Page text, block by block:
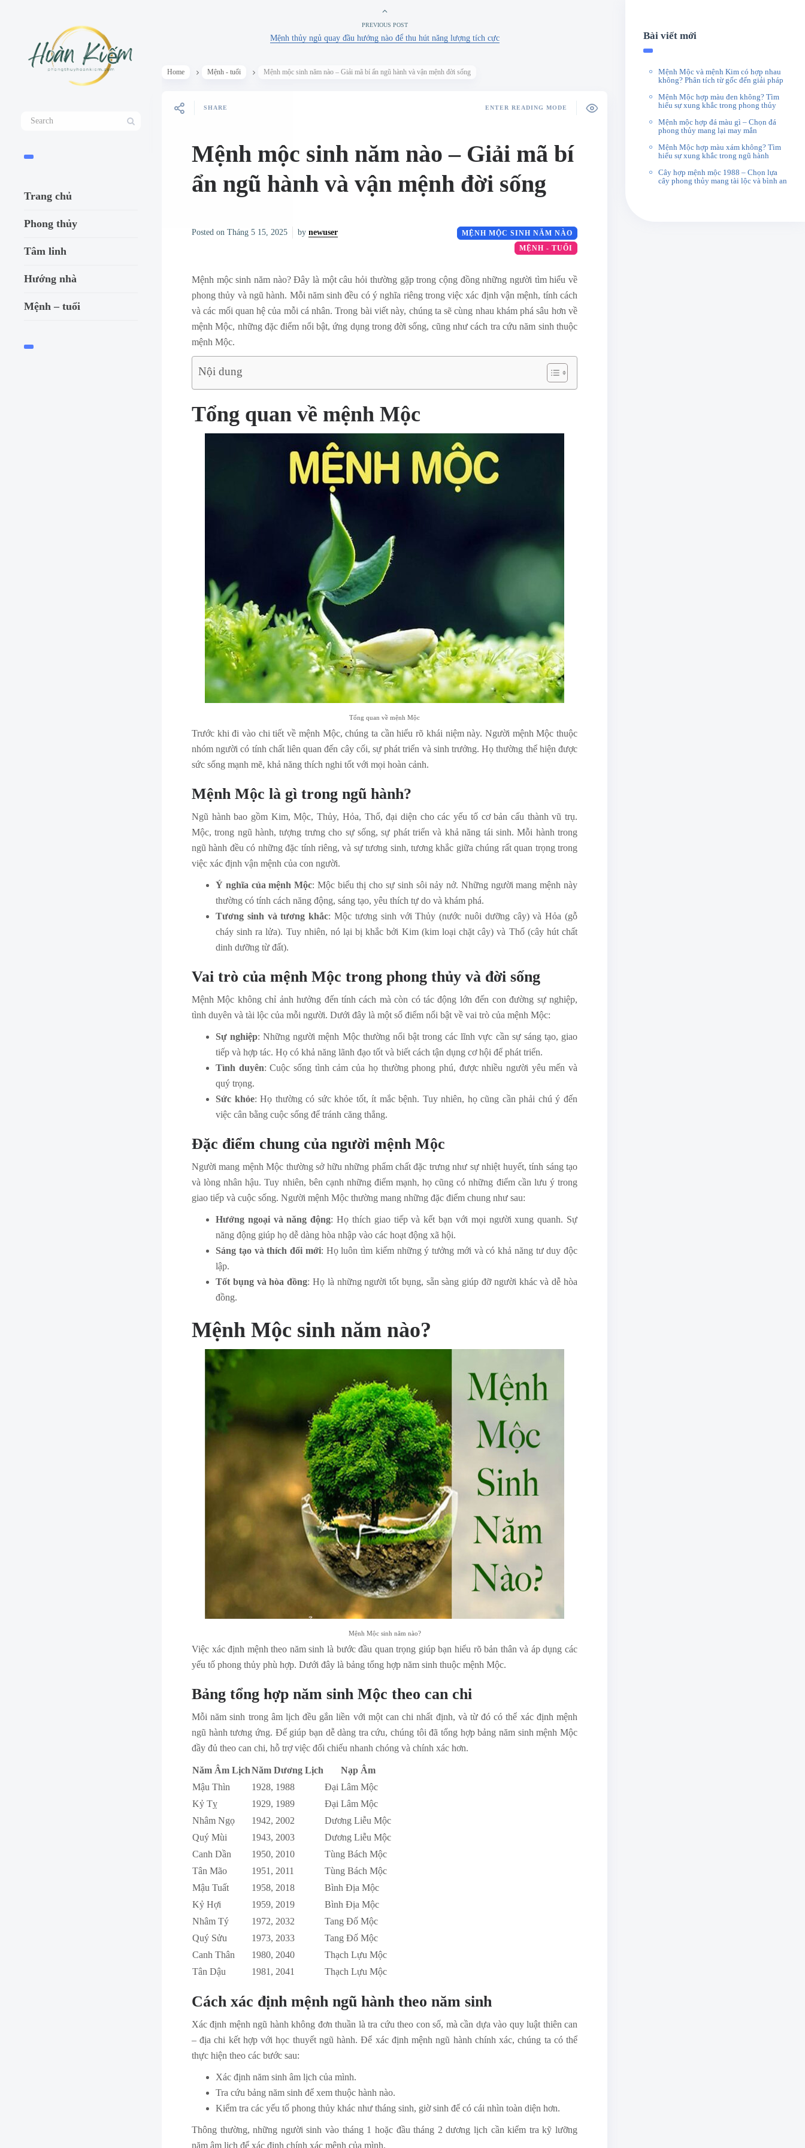
Trang chủ
Phong thủy
Tâm linh
Hướng nhà
Mệnh – tuổi
PREVIOUS POST
Mệnh thủy ngủ quay đầu hướng nào​ để thu hút năng lượng tích cực
Home Mệnh - tuổi Mệnh mộc sinh năm nào – Giải mã bí ẩn ngũ hành và vận mệnh đời sống
SHARE ENTER READING MODE
Mệnh mộc sinh năm nào – Giải mã bí
ẩn ngũ hành và vận mệnh đời sống
Posted on Tháng 5 15, 2025 by newuser
MỆNH MỘC SINH NĂM NÀO
MỆNH - TUỔI
Mệnh mộc sinh năm nào? Đây là một câu hỏi thường gặp trong cộng đồng những người tìm hiểu về
phong thủy và ngũ hành. Mỗi năm sinh đều có ý nghĩa riêng trong việc xác định vận mệnh, tính cách
và các mối quan hệ của mỗi cá nhân. Trong bài viết này, chúng ta sẽ cùng nhau khám phá sâu hơn về
mệnh Mộc, những đặc điểm nổi bật, ứng dụng trong đời sống, cũng như cách tra cứu năm sinh thuộc
mệnh Mộc.
Nội dung
Tổng quan về mệnh Mộc
Tổng quan về mệnh Mộc
Trước khi đi vào chi tiết về mệnh Mộc, chúng ta cần hiểu rõ khái niệm này. Người mệnh Mộc thuộc
nhóm người có tính chất liên quan đến cây cối, sự phát triển và sinh trưởng. Họ thường thể hiện được
sức sống mạnh mẽ, khả năng thích nghi tốt với mọi hoàn cảnh.
Mệnh Mộc là gì trong ngũ hành?
Ngũ hành bao gồm Kim, Mộc, Thủy, Hỏa, Thổ, đại diện cho các yếu tố cơ bản cấu thành vũ trụ.
Mộc, trong ngũ hành, tượng trưng cho sự sống, sự phát triển và khả năng tái sinh. Mỗi hành trong
ngũ hành đều có những đặc tính riêng, và sự tương sinh, tương khắc giữa chúng rất quan trọng trong
việc xác định vận mệnh của con người.
Ý nghĩa của mệnh Mộc: Mộc biểu thị cho sự sinh sôi nảy nở. Những người mang mệnh này
thường có tính cách năng động, sáng tạo, yêu thích tự do và khám phá.
Tương sinh và tương khắc: Mộc tương sinh với Thủy (nước nuôi dưỡng cây) và Hỏa (gỗ
cháy sinh ra lửa). Tuy nhiên, nó lại bị khắc bởi Kim (kim loại chặt cây) và Thổ (cây hút chất
dinh dưỡng từ đất).
Vai trò của mệnh Mộc trong phong thủy và đời sống
Mệnh Mộc không chỉ ảnh hưởng đến tính cách mà còn có tác động lớn đến con đường sự nghiệp,
tình duyên và tài lộc của mỗi người. Dưới đây là một số điểm nổi bật về vai trò của mệnh Mộc:
Sự nghiệp: Những người mệnh Mộc thường nổi bật trong các lĩnh vực cần sự sáng tạo, giao
tiếp và hợp tác. Họ có khả năng lãnh đạo tốt và biết cách tận dụng cơ hội để phát triển.
Tình duyên: Cuộc sống tình cảm của họ thường phong phú, được nhiều người yêu mến và
quý trọng.
Sức khỏe: Họ thường có sức khỏe tốt, ít mắc bệnh. Tuy nhiên, họ cũng cần phải chú ý đến
việc cân bằng cuộc sống để tránh căng thẳng.
Đặc điểm chung của người mệnh Mộc
Người mang mệnh Mộc thường sở hữu những phẩm chất đặc trưng như sự nhiệt huyết, tính sáng tạo
và lòng nhân hậu. Tuy nhiên, bên cạnh những điểm mạnh, họ cũng có những điểm cần lưu ý trong
giao tiếp và cuộc sống. Người mệnh Mộc thường mang những đặc điểm chung như sau:
Hướng ngoại và năng động: Họ thích giao tiếp và kết bạn với mọi người xung quanh. Sự
năng động giúp họ dễ dàng hòa nhập vào các hoạt động xã hội.
Sáng tạo và thích đổi mới: Họ luôn tìm kiếm những ý tưởng mới và có khả năng tư duy độc
lập.
Tốt bụng và hòa đồng: Họ là những người tốt bụng, sẵn sàng giúp đỡ người khác và dễ hòa
đồng.
Mệnh Mộc sinh năm nào?
Mệnh Mộc sinh năm nào?
Việc xác định mệnh theo năm sinh là bước đầu quan trọng giúp bạn hiểu rõ bản thân và áp dụng các
yếu tố phong thủy phù hợp. Dưới đây là bảng tổng hợp năm sinh thuộc mệnh Mộc.
Bảng tổng hợp năm sinh Mộc theo can chi
Mỗi năm sinh trong âm lịch đều gắn liền với một can chi nhất định, và từ đó có thể xác định mệnh
ngũ hành tương ứng. Để giúp bạn dễ dàng tra cứu, chúng tôi đã tổng hợp bảng năm sinh mệnh Mộc
đầy đủ theo can chi, hỗ trợ việc đối chiếu nhanh chóng và chính xác hơn.
Năm Âm LịchNăm Dương Lịch
Nạp Âm
Mậu Thìn
1928, 1988
Đại Lâm Mộc
Kỷ Tỵ
1929, 1989
Đại Lâm Mộc
Nhâm Ngọ
1942, 2002
Dương Liễu Mộc
Quý Mùi
1943, 2003
Dương Liễu Mộc
Canh Dần
1950, 2010
Tùng Bách Mộc
Tân Mão
1951, 2011
Tùng Bách Mộc
Mậu Tuất
1958, 2018
Bình Địa Mộc
Kỷ Hợi
1959, 2019
Bình Địa Mộc
Nhâm Tý
1972, 2032
Tang Đố Mộc
Quý Sửu
1973, 2033
Tang Đố Mộc
Canh Thân
1980, 2040
Thạch Lựu Mộc
Tân Dậu
1981, 2041 Thạch Lựu Mộc
Cách xác định mệnh ngũ hành theo năm sinh
Xác định mệnh ngũ hành không đơn thuần là tra cứu theo con số, mà cần dựa vào quy luật thiên can
– địa chi kết hợp với học thuyết ngũ hành. Để xác định mệnh ngũ hành chính xác, chúng ta có thể
thực hiện theo các bước sau:
Xác định năm sinh âm lịch của mình.
Tra cứu bảng năm sinh để xem thuộc hành nào.
Kiểm tra các yếu tố phong thủy khác như tháng sinh, giờ sinh để có cái nhìn toàn diện hơn.
Thông thường, những người sinh vào tháng 1 hoặc đầu tháng 2 dương lịch cần kiểm tra kỹ lưỡng
năm âm lịch để xác định chính xác mệnh của mình.
Bài viết mới
Mệnh Mộc và mệnh Kim có hợp nhau
không? Phân tích từ gốc đến giải pháp
Mệnh Mộc hợp màu đen không? Tìm
hiểu sự xung khắc trong phong thủy
Mệnh mộc hợp đá màu gì – Chọn đá
phong thủy mang lại may mắn
Mệnh Mộc hợp màu xám không? Tìm
hiểu sự xung khắc trong ngũ hành
Cây hợp mệnh mộc 1988 – Chọn lựa
cây phong thủy mang tài lộc và bình an